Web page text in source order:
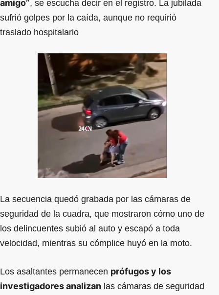
amigo”, se escucha decir en el registro. La jubilada
sufrió golpes por la caída, aunque no requirió
traslado hospitalario
La secuencia quedó grabada por las cámaras de
seguridad de la cuadra, que mostraron cómo uno de
los delincuentes subió al auto y escapó a toda
velocidad, mientras su cómplice huyó en la moto.
Los asaltantes permanecen prófugos y los
investigadores analizan las cámaras de seguridad